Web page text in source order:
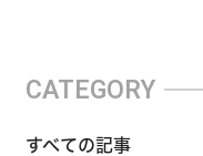
CATEGORY
すべての記事